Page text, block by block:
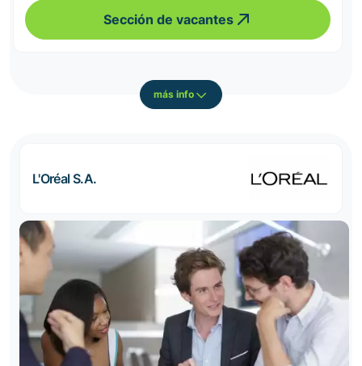
Sección de vacantes
más info
L'Oréal S.A.